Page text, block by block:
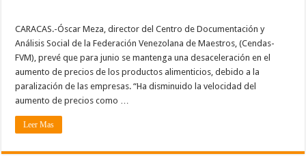
CARACAS.-Óscar Meza, director del Centro de Documentación y
Análisis Social de la Federación Venezolana de Maestros, (Cendas-
FVM), prevé que para junio se mantenga una desaceleración en el
aumento de precios de los productos alimenticios, debido a la
paralización de las empresas. “Ha disminuido la velocidad del
aumento de precios como …
Leer Mas